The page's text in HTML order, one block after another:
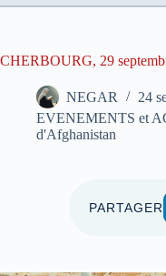
CHERBOURG, 29
NEGAR
24
EVENEMENTS et
d'Afghanistan
PARTAGER